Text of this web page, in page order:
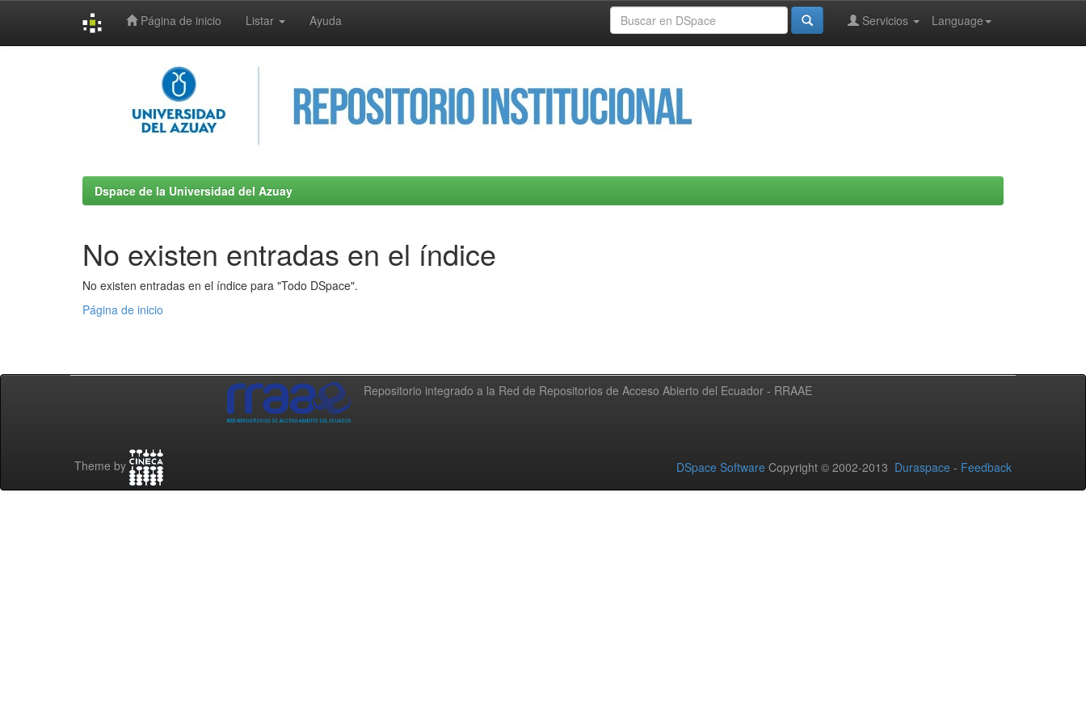
Página de inicio Listar Ayuda Language
Servicios
Dspace de la Universidad del Azuay
No existen entradas en el índice
No existen entradas en el índice para "Todo DSpace".
Página de inicio
Repositorio integrado a la Red de Repositorios de Acceso Abierto del Ecuador - RRAAE
Theme by DSpace Software Copyright © 2002-2013 Duraspace - Feedback